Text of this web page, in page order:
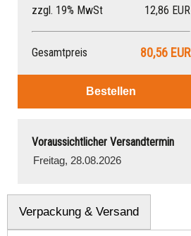
zzgl. 19% MwSt
12,86 EUR
Gesamtpreis 80,56 EUR
Voraussichtlicher Versandtermin
Verpackung & Versand